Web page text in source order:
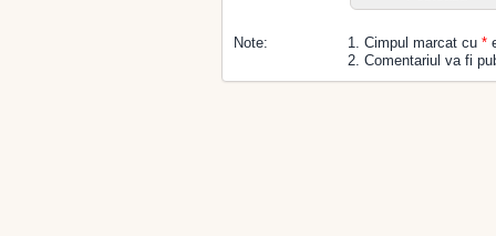
Note: 1. Cimpul marcat cu *
2. Comentariul va fi